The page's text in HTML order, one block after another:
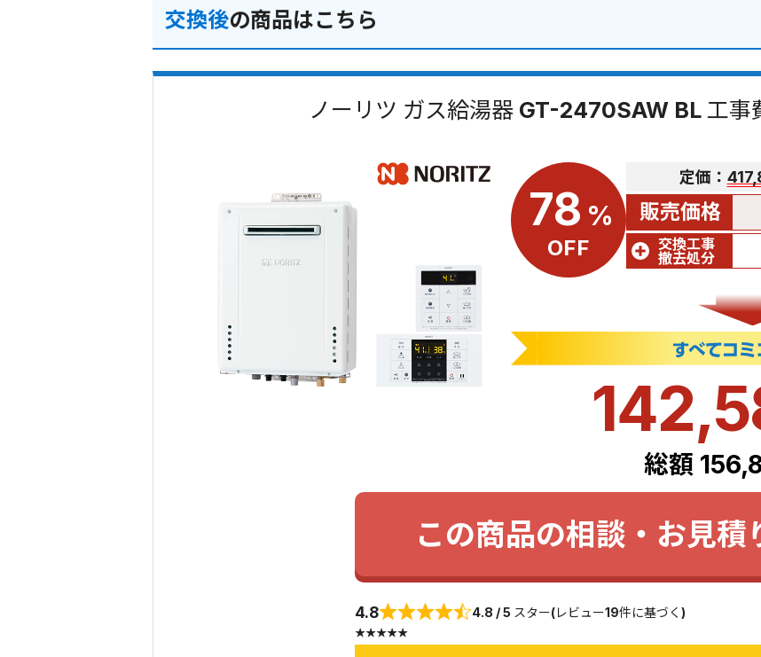
交換後の商品はこちら
ノーリツ ガス給湯器 GT-2470SAW BL 工事
78 %
OFF
定価：
販売価格
交換工事
撤去処分
総額
この商品の相談・お見積
4.8 4.8 / 5 スター(レビュー19件に基づく)
★★★★★